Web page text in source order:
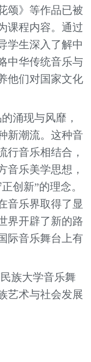
颂》等作品已被
课程内容。通过
学生深入了解中
中华传统音乐与
他们对国家文化
涌现与风靡，
新潮流。这种音
行音乐相结合，
音乐美学思想，
创新”的理念。
音乐界取得了显
界开辟了新的路
际音乐舞台上有
族大学音乐舞
艺术与社会发展